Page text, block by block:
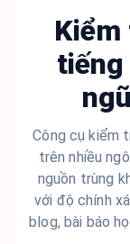
tiếng
Công cụ kiểm
trên nhiều
nguồn trùng
với độ chính
blog, bài báo